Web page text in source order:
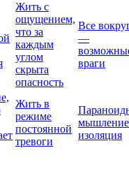
Жить с
ощущением,
что за
каждым
углом
скрыта
опасность
Все
—
враги
Жить в
режиме
постоянной
тревоги
изоляция